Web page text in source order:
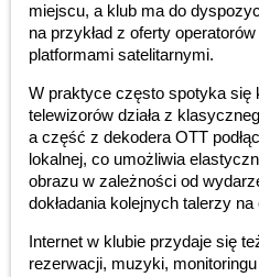
miejscu, a klub ma do
na przykład z oferty
platformami satelitarnymi.
W praktyce często spotyka się
telewizorów działa z
a część z dekodera OTT
lokalnej, co umożliwia
obrazu w zależności od
dokładania kolejnych talerzy
Internet w klubie przydaje się
rezerwacji, muzyki,